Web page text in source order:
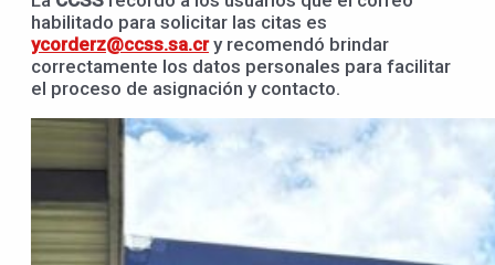
habilitado para solicitar las citas es
ycorderz@ccss.sa.cry recomendó brindar
correctamente los datos personales para facilitar
el proceso de asignación y contacto.